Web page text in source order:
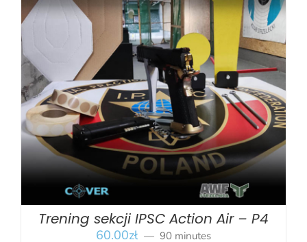
BOOK SZCZEGÓŁY
Trening sekcji IPSC Action Air – P4
60.00zł 90 minutes